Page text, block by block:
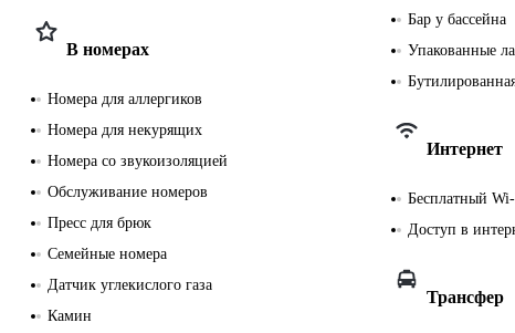
В номерах
Номера для аллергиков
Номера для некурящих
Номера со звукоизоляцией
Обслуживание номеров
Пресс для брюк
Семейные номера
Датчик углекислого газа
Камин
Бар у бассейна
Упакованные
Интернет
Бесплатный
Доступ в
Трансфер